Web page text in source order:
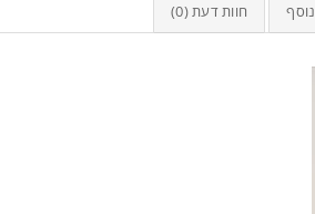
חוות דעת (0)